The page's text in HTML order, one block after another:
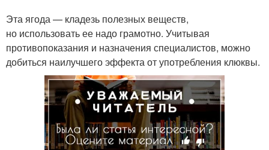
Эта ягода — кладезь полезных веществ,
но использовать ее надо грамотно. Учитывая
противопоказания и назначения специалистов, можно
добиться наилучшего эффекта от употребления клюквы.